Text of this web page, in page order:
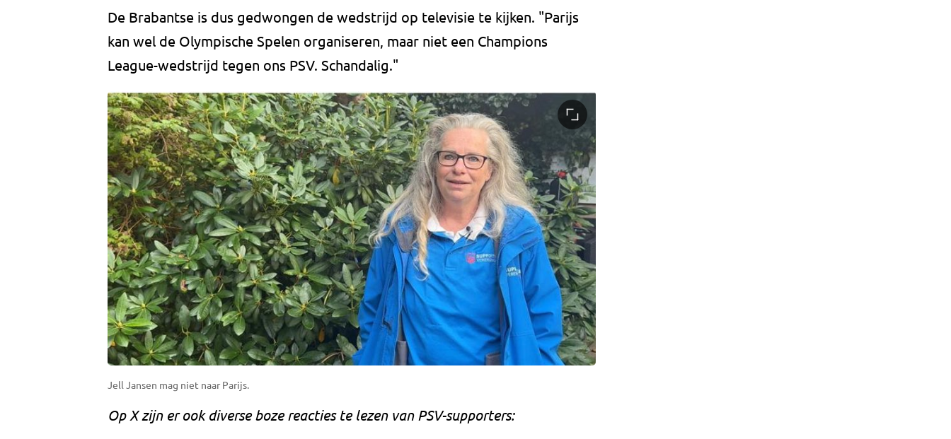
De Brabantse is dus gedwongen de wedstrijd op televisie te kijken. "Parijs
kan wel de Olympische Spelen organiseren, maar niet een Champions
League-wedstrijd tegen ons PSV. Schandalig."
Jell Jansen mag niet naar Parijs.
Op X zijn er ook diverse boze reacties te lezen van PSV-supporters: